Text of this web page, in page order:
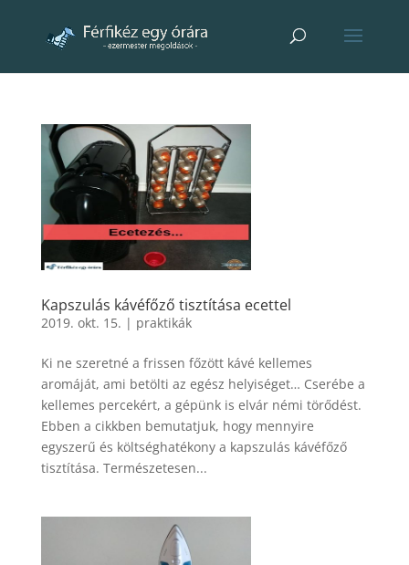
Kapszulás kávéfőző tisztítása ecettel
2019. okt. 15. | praktikák
Ki ne szeretné a frissen főzött kávé kellemes
aromáját, ami betölti az egész helyiséget… Cserébe a
kellemes percekért, a gépünk is elvár némi törődést.
Ebben a cikkben bemutatjuk, hogy mennyire
egyszerű és költséghatékony a kapszulás kávéfőző
tisztítása. Természetesen...